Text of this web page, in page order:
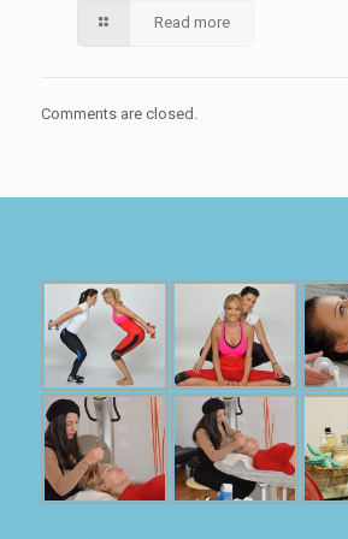
Read more
Comments are closed.